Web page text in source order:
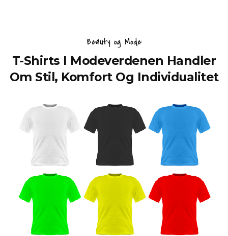
Beauty og Mode
T-Shirts I Modeverdenen Handler
Om Stil, Komfort Og Individualitet